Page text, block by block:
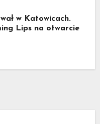
w Katowicach.
Lips na otwarcie